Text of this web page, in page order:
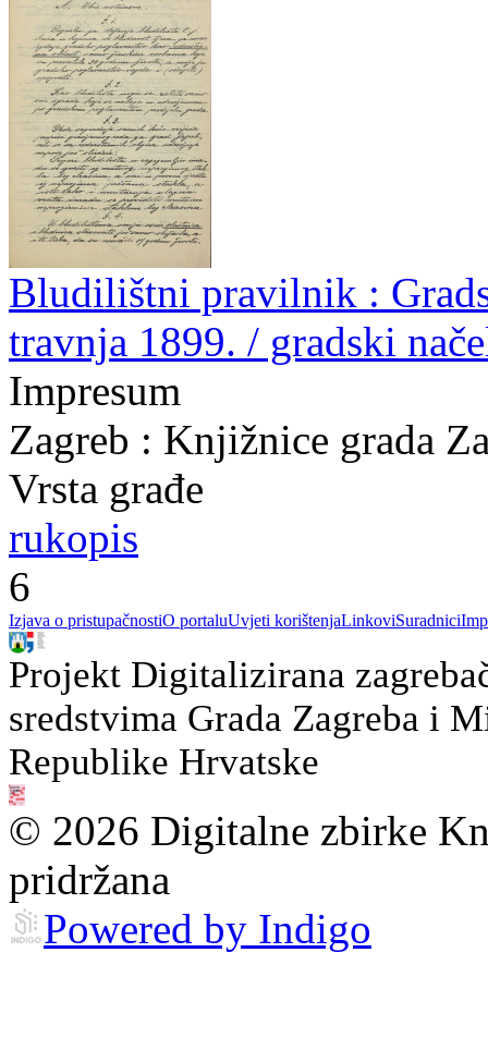
Bludilištni pravilnik :
travnja 1899. / gradski
Impresum
Zagreb : Knjižnice grada
Vrsta građe
rukopis
6
Izjava o pristupačnostiO portaluUvjeti korištenjaLinkoviSuradnici
Projekt Digitalizirana
sredstvima Grada Zagreba i
Republike Hrvatske
© 2026 Digitalne zbirke
pridržana
Powered by Indigo